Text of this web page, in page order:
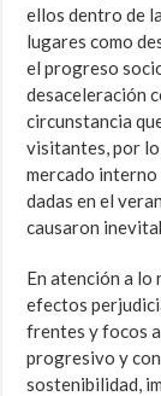
ellos dentro de
lugares como
el progreso
desaceleración
circunstancia
visitantes, por lo
mercado
dadas en el
causaron
En atención a lo
efectos
frentes y focos
progresivo y
sostenibilidad,